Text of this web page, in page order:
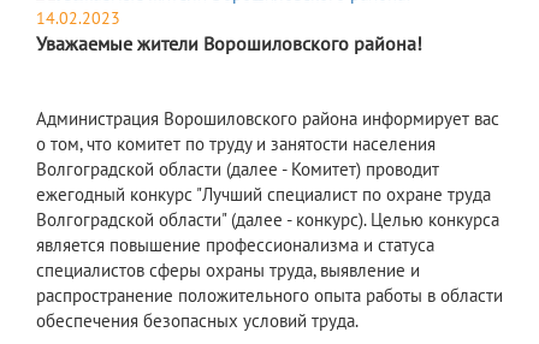
14.02.2023
Уважаемые жители Ворошиловского района!
Администрация Ворошиловского района информирует вас
о том, что комитет по труду и занятости населения
Волгоградской области (далее - Комитет) проводит
ежегодный конкурс "Лучший специалист по охране труда
Волгоградской области" (далее - конкурс). Целью конкурса
является повышение профессионализма и статуса
специалистов сферы охраны труда, выявление и
распространение положительного опыта работы в области
обеспечения безопасных условий труда.